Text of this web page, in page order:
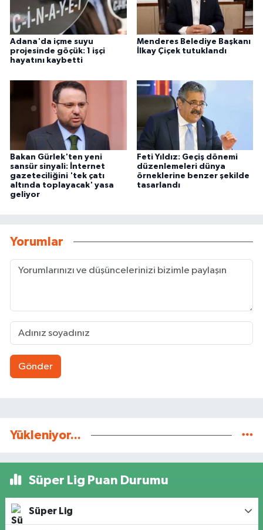
Adana'da içme suyu
projesinde göçük: 1 işçi
hayatını kaybetti
Menderes Belediye Başkanı
İlkay Çiçek tutuklandı
Bakan Gürlek'ten yeni
sansür sinyali: İnternet
gazeteciliğini 'tek çatı
altında toplayacak' yasa
geliyor
Feti Yıldız: Geçiş dönemi
düzenlemeleri dünya
örneklerine benzer şekilde
tasarlandı
Yorumlar
Gönder
Yükleniyor...
Süper Lig Puan Durumu
Süper Lig